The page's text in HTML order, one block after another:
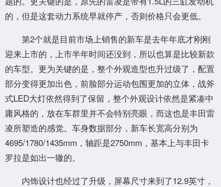
的，但是这套动力系统早就停产，否则价格只会更低。
第2个就是目前市场上销售的新车是去年年底才刚刚
迎来上市的，上市半年时间还没到，所以也算是比较新款
的车型。更为关键的是，整个外观造型也升过级了，配置
部分变得更加出色，前脸部分运动包围更加的立体，战斧
式LED大灯依然得到了保留，整个外观设计依然是紧凑中
庸风格的，放在车群里并不会特别亮眼，而这也是丰田雷
凌所塑造的感觉。车身数据部分，新车长宽高分别为
4695/1780/1435mm，轴距是2750mm，基本上与丰田卡
罗拉是如出一辙的。
内饰设计也经过了升级，屏幕尺寸来到了12.9英寸，